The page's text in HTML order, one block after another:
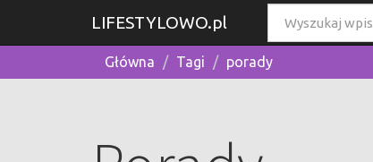
LIFESTYLOWO.pl
Główna Tagi porady